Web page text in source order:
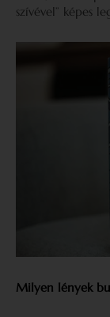
szívével” képes
Milyen lények